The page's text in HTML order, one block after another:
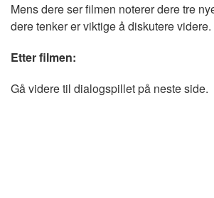
Mens dere ser filmen noterer dere tre
dere tenker er viktige å diskutere videre.
Etter filmen:
Gå videre til dialogspillet på neste side.